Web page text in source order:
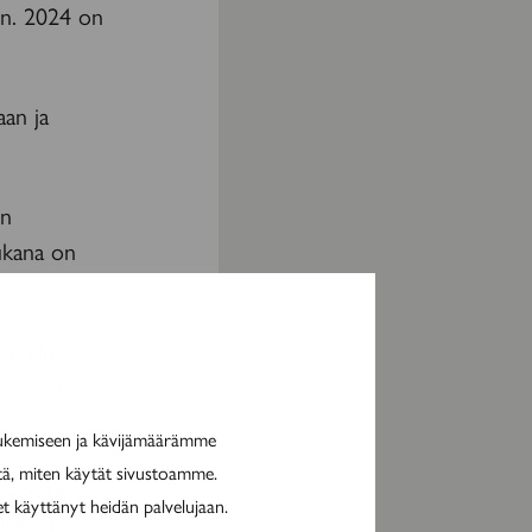
ja kävijämäärämme
miten käytät sivustoamme.
käyttänyt heidän palvelujaan.
2024 on
ja
on